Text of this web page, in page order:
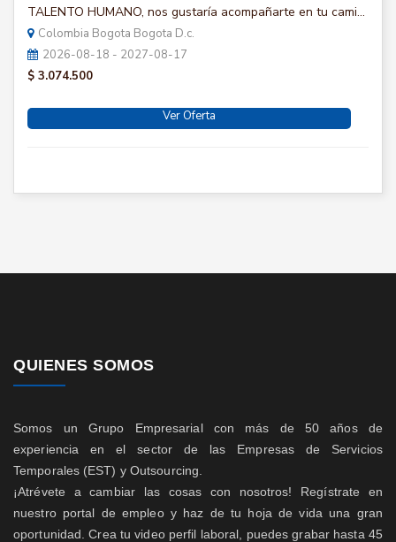
TALENTO HUMANO, nos gustaría acompañarte en tu cami...
Colombia Bogota Bogota D.c.
2026-08-18 - 2027-08-17
$ 3.074.500
Ver Oferta
QUIENES SOMOS
Somos un Grupo Empresarial con más de 50 años de
experiencia en el sector de las Empresas de Servicios
Temporales (EST) y Outsourcing.
¡Atrévete a cambiar las cosas con nosotros! Regístrate en
nuestro portal de empleo y haz de tu hoja de vida una gran
oportunidad. Crea tu video perfil laboral, puedes grabar hasta 45